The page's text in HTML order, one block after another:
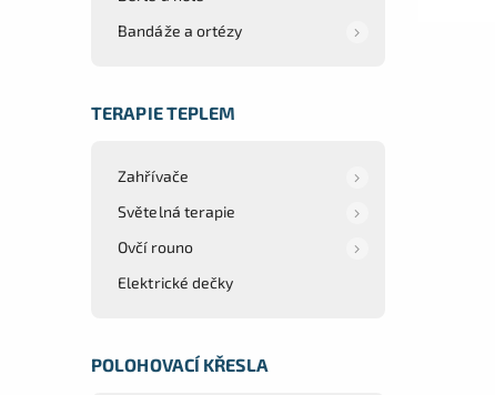
Bandáže a ortézy
TERAPIE TEPLEM
Zahřívače
Světelná terapie
Ovčí rouno
Elektrické dečky
POLOHOVACÍ KŘESLA